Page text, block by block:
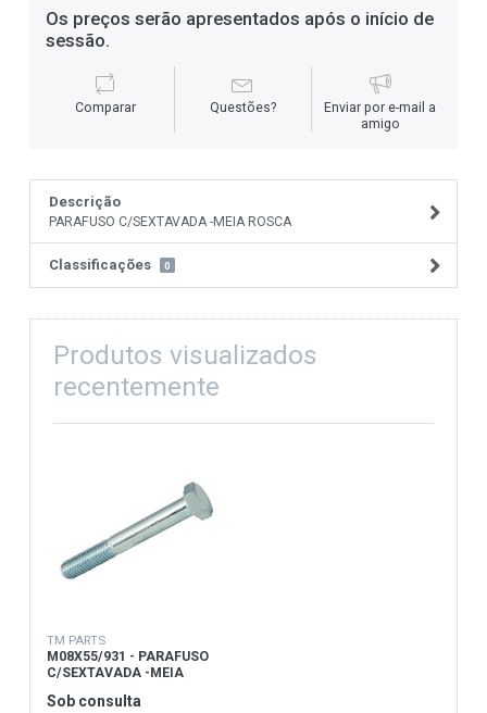
Os preços serão apresentados após o início de
sessão.
Comparar Questões?
Enviar por e-mail a
amigo
Descrição
PARAFUSO C/SEXTAVADA -MEIA ROSCA
Classificações 0
Produtos visualizados
recentemente
TM PARTS
M08X55/931 - PARAFUSO
C/SEXTAVADA -MEIA
Sob consulta